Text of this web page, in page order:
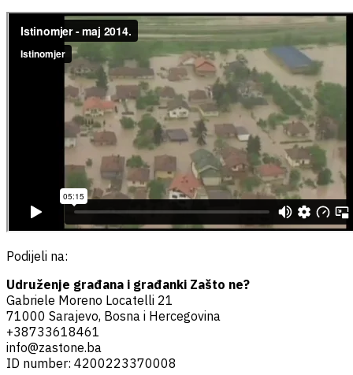
Podijeli na:
Udruženje građana i građanki Zašto ne?
Gabriele Moreno Locatelli 21
71000 Sarajevo, Bosna i Hercegovina
+38733618461
info@zastone.ba
ID number: 4200223370008